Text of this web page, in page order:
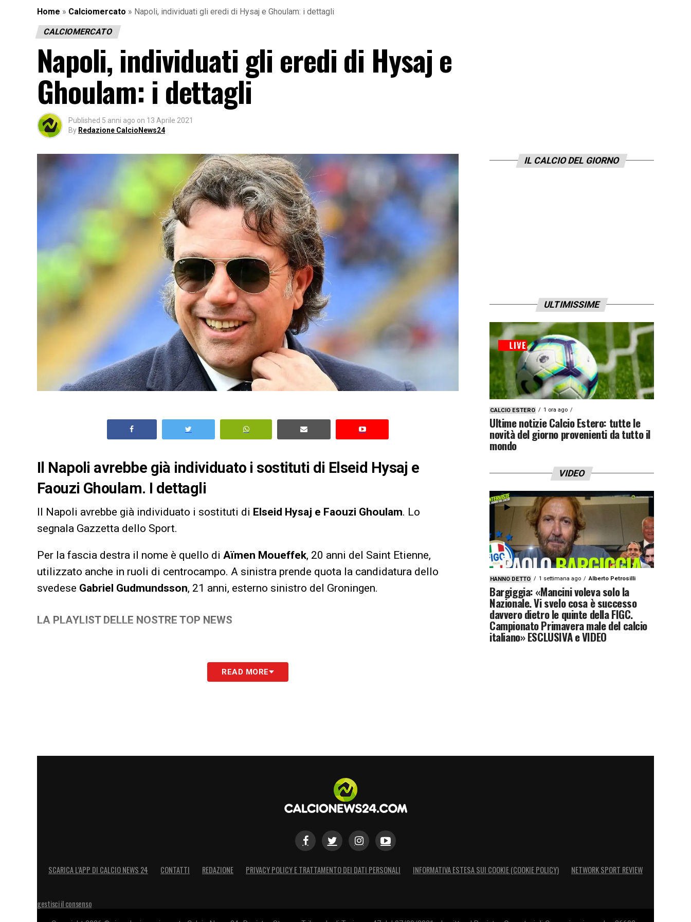
Home » Calciomercato » Napoli, individuati gli eredi di Hysaj e Ghoulam: i dettagli
CALCIOMERCATO
Napoli, individuati gli eredi di Hysaj e
Ghoulam: i dettagli
Published 5 anni ago on 13 Aprile 2021
By Redazione CalcioNews24
Il Napoli avrebbe già individuato i sostituti di Elseid Hysaj e
Faouzi Ghoulam. I dettagli
Il Napoli avrebbe già individuato i sostituti di Elseid Hysaj e Faouzi Ghoulam. Lo
segnala Gazzetta dello Sport.
Per la fascia destra il nome è quello di Aïmen Moueffek, 20 anni del Saint Etienne,
utilizzato anche in ruoli di centrocampo. A sinistra prende quota la candidatura dello
svedese Gabriel Gudmundsson, 21 anni, esterno sinistro del Groningen.
LA PLAYLIST DELLE NOSTRE TOP NEWS
READ MORE
IL CALCIO DEL GIORNO
ULTIMISSIME
CALCIO ESTERO 1 ora ago
Ultime notizie Calcio Estero: tutte le
novità del giorno provenienti da tutto il
mondo
VIDEO
HANNO DETTO 1 settimana ago Alberto Petrosilli
Bargiggia: «Mancini voleva solo la
Nazionale. Vi svelo cosa è successo
davvero dietro le quinte della FIGC.
Campionato Primavera male del calcio
italiano» ESCLUSIVA e VIDEO
SCARICA L’APP DI CALCIO NEWS 24 CONTATTI REDAZIONE PRIVACY POLICY E TRATTAMENTO DEI DATI PERSONALI INFORMATIVA ESTESA SUI COOKIE (COOKIE POLICY) NETWORK SPORT REVIEW
gestisci il consenso